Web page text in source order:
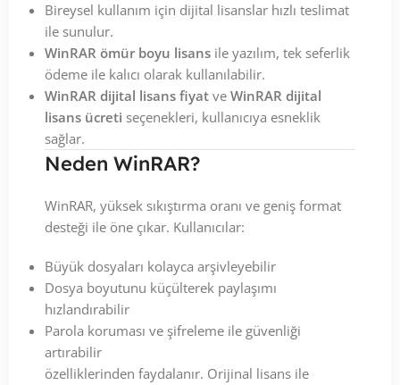
Bireysel kullanım için dijital lisanslar hızlı teslimat
ile sunulur.
WinRAR ömür boyu lisans ile yazılım, tek seferlik
ödeme ile kalıcı olarak kullanılabilir.
WinRAR dijital lisans fiyat ve WinRAR dijital
lisans ücreti seçenekleri, kullanıcıya esneklik
sağlar.
Neden WinRAR?
WinRAR, yüksek sıkıştırma oranı ve geniş format
desteği ile öne çıkar. Kullanıcılar:
Büyük dosyaları kolayca arşivleyebilir
Dosya boyutunu küçülterek paylaşımı
hızlandırabilir
Parola koruması ve şifreleme ile güvenliği
artırabilir
özelliklerinden faydalanır. Orijinal lisans ile